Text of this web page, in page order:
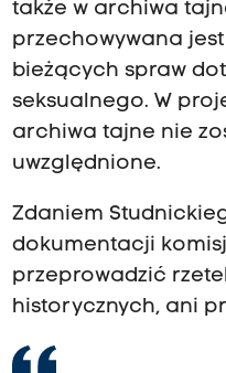
także w archiwa
przechowywana
bieżących spraw
seksualnego. W
archiwa tajne nie
uwzględnione.
Zdaniem
dokumentacji
przeprowadzić
historycznych, ani